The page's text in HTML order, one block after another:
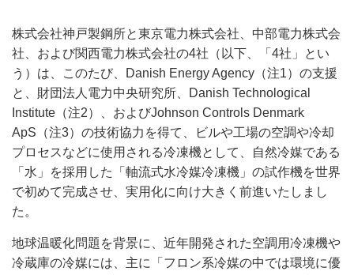
株式会社神戸製鋼所と東京電力株式会社、中部電力株式会
社、および関西電力株式会社の4社（以下、「4社」とい
う）は、このたび、Danish Energy Agency（注1）の支援
と、財団法人電力中央研究所、Danish Technological
Institute（注2）、およびJohnson Controls Denmark
ApS（注3）の技術協力を得て、ビルや工場の空調や冷却
プロセスなどに使用される冷凍機として、自然冷媒である
「水」を採用した「軸流式水冷媒冷凍機」の試作機を世界
で初めて完成させ、実用化に向け大きく前進いたしまし
た。
地球温暖化問題を背景に、近年開発された空調用冷凍機や
冷蔵庫の冷媒には、主に「フロン系冷媒の中では環境に優